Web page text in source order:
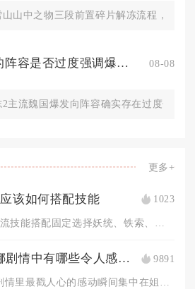
山山中之物三段前置碎片解冻流程，抵
少年三国志2魏国的阵容是否过度强调爆发能力 08-08
2主流魏国爆发向阵容确实存在过度偏重
更多+
该如何搭配技能 1023
战双帕弥什露娜剧情中有哪些令人感动的瞬间 9891
战双帕弥什露娜剧情里最戳人心的感动瞬间集中在姐妹羁绊的双向奔...